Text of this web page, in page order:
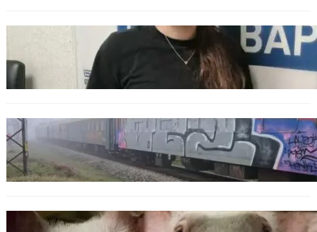
ОБЩЕСТВО
Варненска ученичка създаде интерактивна
карта за сигнали за проблеми с боклука
ОБЩЕСТВО
Бързият влак София – Варна блъсна и уби
жена край гара Бутово
БЪЛГАРИЯ